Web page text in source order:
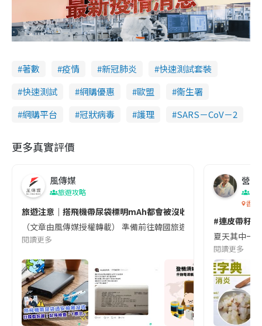
著數 疫情 新冠肺炎
快速測試套裝
快速測試
網購優惠 歐盟
衞生署
網購平台
冠狀病毒 護理 SARS－CoV－2
更多真實評價
風傳媒
旅遊攻略
旅遊注意｜搭飛機帶尿袋標明mAh都會被沒收😱出發前切記檢查
（文章由風傳媒授權轉載） 準備前往韓國旅遊的民眾，近期要
閱讀更多
營養
香港
#連皮帶籽
夏天其中一
閱讀更多